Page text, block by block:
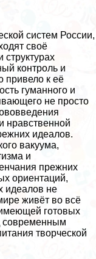
систем России,
своё
структурах
контроль и
привело к её
гуманного и
не просто
нравственной
идеалов.
вакуума,
и
прежних
ориентаций,
идеалов не
живёт во всё
готовых
современным
творческой